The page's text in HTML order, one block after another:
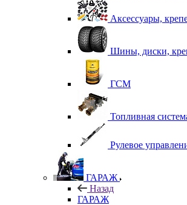
Аксессуары,
Шины, диски,
ГСМ
Топливная
Рулевое
ГАРАЖ
Назад
ГАРАЖ